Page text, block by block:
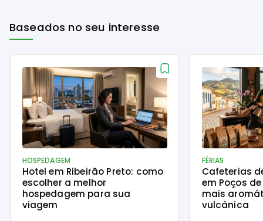
Baseados no seu interesse
HOSPEDAGEM
Hotel em Ribeirão Preto: como
escolher a melhor
hospedagem para sua
viagem
FÉRIAS
Cafeterias
em Poços
mais
vulcânica